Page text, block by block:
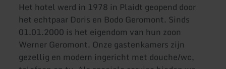
Het hotel werd in 1978 in Plaidt geopend door
het echtpaar Doris en Bodo Geromont. Sinds
01.01.2000 is het eigendom van hun zoon
Werner Geromont. Onze gastenkamers zijn
gezellig en modern ingericht met douche/wc,